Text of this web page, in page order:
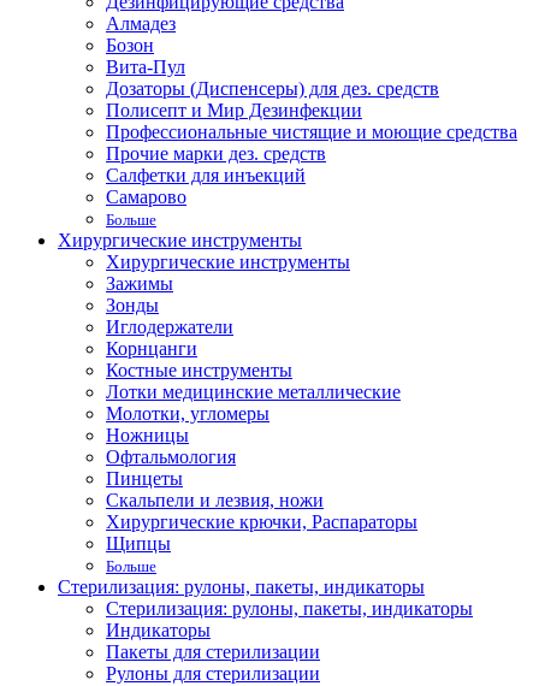
Алмадез
Бозон
Вита-Пул
Дозаторы (Диспенсеры) для дез. средств
Полисепт и Мир Дезинфекции
Профессиональные чистящие и моющие средства
Прочие марки дез. средств
Салфетки для инъекций
Самарово
Больше
Хирургические инструменты
Хирургические инструменты
Зажимы
Зонды
Иглодержатели
Корнцанги
Костные инструменты
Лотки медицинские металлические
Молотки, угломеры
Ножницы
Офтальмология
Пинцеты
Скальпели и лезвия, ножи
Хирургические крючки, Распараторы
Щипцы
Больше
Стерилизация: рулоны, пакеты, индикаторы
Стерилизация: рулоны, пакеты, индикаторы
Индикаторы
Пакеты для стерилизации
Рулоны для стерилизации